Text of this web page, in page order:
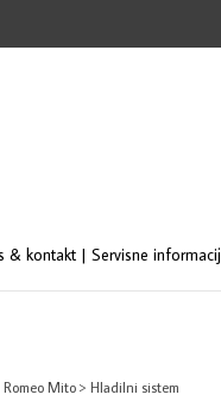
& kontakt| Servisne
Romeo Mito> Hladilni sistem